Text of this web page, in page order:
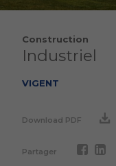
Construction
Industriel
VIGENT
Download PDF
Partager